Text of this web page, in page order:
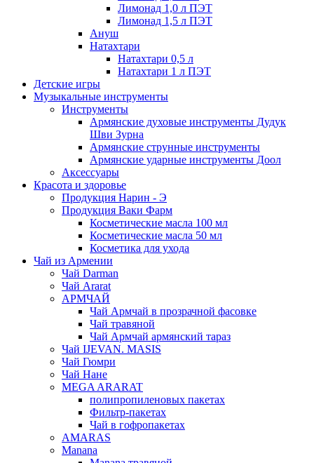
Лимонад 1,0 л ПЭТ
Лимонад 1,5 л ПЭТ
Ануш
Натахтари
Натахтари 0,5 л
Натахтари 1 л ПЭТ
Детские игры
Музыкальные инструменты
Инструменты
Армянские духовые инструменты Дудук
Шви Зурна
Армянские струнные инструменты
Армянские ударные инструменты Доол
Аксессуары
Красота и здоровье
Продукция Нарин - Э
Продукция Ваки Фарм
Косметические масла 100 мл
Косметические масла 50 мл
Косметика для ухода
Чай из Армении
Чай Darman
Чай Ararat
АРМЧАЙ
Чай Армчай в прозрачной фасовке
Чай травяной
Чай Армчай армянский тараз
Чай IJEVAN. MASIS
Чай Гюмри
Чай Нане
MEGA ARARAT
полипропиленовых пакетах
Фильтр-пакетах
Чай в гофропакетах
AMARAS
Manana